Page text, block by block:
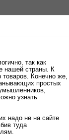
так как
нашей страны. К
Конечно же,
простых
узнать
надо не на сайте
туда